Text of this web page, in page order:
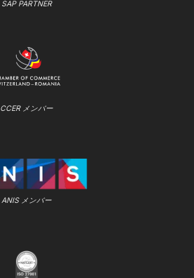
SAP PARTNER
CCER メンバー
ANIS メンバー